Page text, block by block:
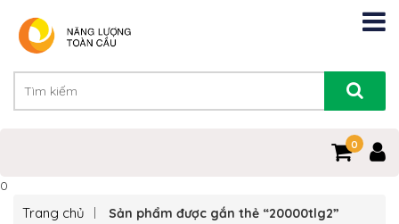
0
0
Trang chủ Sản phẩm được gắn thẻ “20000tlg2”